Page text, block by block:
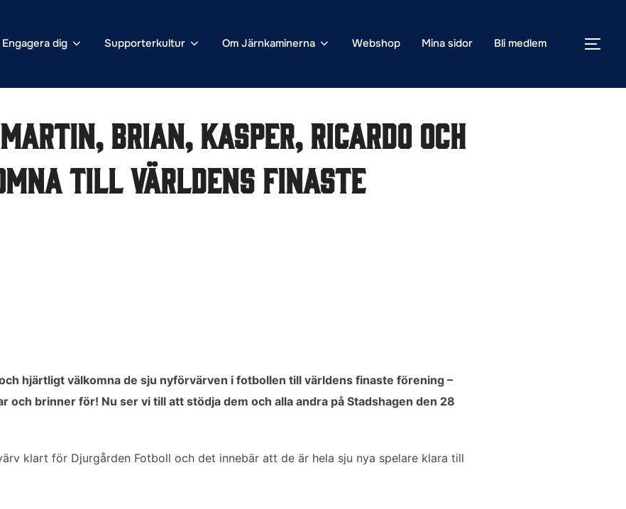
Engagera dig Supporterkultur Om Järnkaminerna Webshop Mina sidor Bli medlem SLÅ
Brian, Kasper, Ricardo och
till världens finaste
hjärtligt välkomna de sju nyförvärven i fotbollen till världens finaste förening –
och brinner för! Nu ser vi till att stödja dem och alla andra på Stadshagen den 28
klart för Djurgården Fotboll och det innebär att de är hela sju nya spelare klara till